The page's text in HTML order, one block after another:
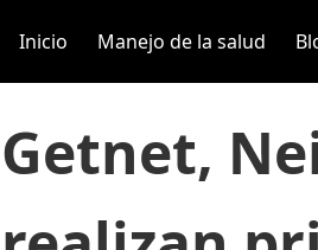
Inicio Manejo de la salud
Getnet,